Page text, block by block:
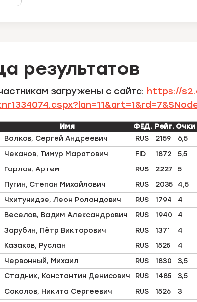
результатов
загружены с сайта: https://
Имя ФЕД. Рейт. Очки
Волков, Сергей Андреевич RUS 2159 6,5
Чеканов, Тимур Маратович FID 1872 5,5
Горлов, Артем RUS 2227 5
Пугин, Степан Михайлович RUS 2035 4,5
Чхитунидзе, Леон Роландович RUS 1794 4
Веселов, Вадим Александрович RUS 1940 4
Зарубин, Пётр Викторович RUS 1371 4
Казаков, Руслан RUS 1525 4
Червонный, Михаил RUS 1830 3,5
Стадник, Константин Денисович RUS 1485 3,5
Соколов, Никита Сергеевич RUS 1526 3